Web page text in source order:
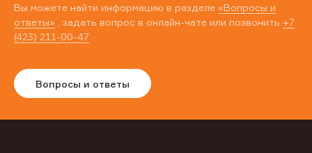
Вы можете найти информацию в разделе «Вопросы и
ответы» , задать вопрос в онлайн-чате или позвонить +7
(423) 211-00-47
Вопросы и ответы